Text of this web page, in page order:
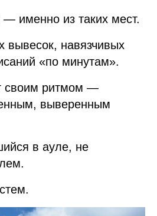
именно из таких мест.
вывесок, навязчивых
«по минутам».
своим ритмом —
выверенным
в ауле, не